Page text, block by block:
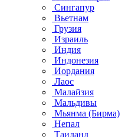
Сингапур
Вьетнам
Грузия
Израиль
Индия
Индонезия
Иордания
Лаос
Малайзия
Мальдивы
Мьянма (Бирма)
Непал
Таиланд